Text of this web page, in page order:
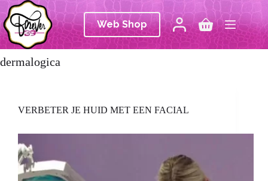
Ga
naar
de
inhoud
Web Shop Winkelwagen
dermalogica
VERBETER JE HUID MET EEN FACIAL